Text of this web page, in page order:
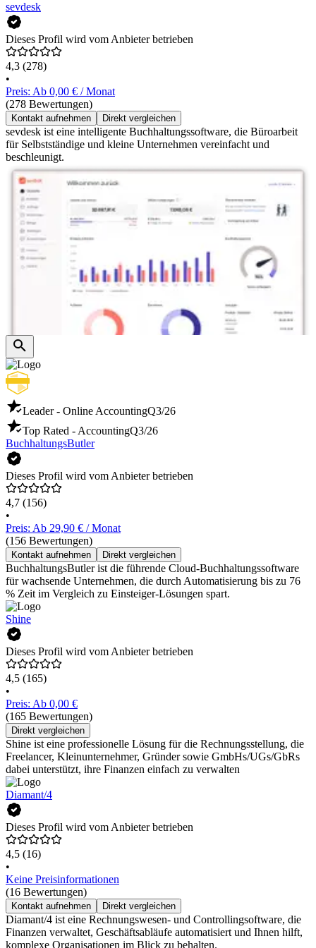
sevdesk
Dieses Profil wird vom Anbieter betrieben
4,3 (278)
•
Preis: Ab 0,00 € / Monat
(278 Bewertungen)
Kontakt aufnehmen Direkt vergleichen
sevdesk ist eine intelligente Buchhaltungssoftware, die Büroarbeit
für Selbstständige und kleine Unternehmen vereinfacht und
beschleunigt.
Leader - Online AccountingQ3/26
Top Rated - AccountingQ3/26
BuchhaltungsButler
Dieses Profil wird vom Anbieter betrieben
4,7 (156)
•
Preis: Ab 29,90 € / Monat
(156 Bewertungen)
Kontakt aufnehmen Direkt vergleichen
BuchhaltungsButler ist die führende Cloud-Buchhaltungssoftware
für wachsende Unternehmen, die durch Automatisierung bis zu 76
% Zeit im Vergleich zu Einsteiger-Lösungen spart.
Shine
Dieses Profil wird vom Anbieter betrieben
4,5 (165)
•
Preis: Ab 0,00 €
(165 Bewertungen)
Direkt vergleichen
Shine ist eine professionelle Lösung für die Rechnungsstellung, die
Freelancer, Kleinunternehmer, Gründer sowie GmbHs/UGs/GbRs
dabei unterstützt, ihre Finanzen einfach zu verwalten
Diamant/4
Dieses Profil wird vom Anbieter betrieben
4,5 (16)
•
Keine Preisinformationen
(16 Bewertungen)
Kontakt aufnehmen Direkt vergleichen
Diamant/4 ist eine Rechnungswesen- und Controllingsoftware, die
Finanzen verwaltet, Geschäftsabläufe automatisiert und Ihnen hilft,
komplexe Organisationen im Blick zu behalten.